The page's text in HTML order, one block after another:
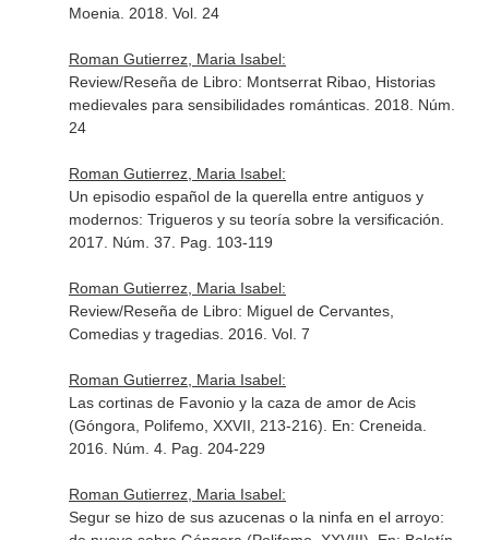
Moenia . 2018. Vol. 24
Roman Gutierrez, Maria Isabel:
Review/Reseña de Libro: Montserrat Ribao, Historias
medievales para sensibilidades románticas. 2018. Núm.
24
Roman Gutierrez, Maria Isabel:
Un episodio español de la querella entre antiguos y
modernos: Trigueros y su teoría sobre la versificación.
2017. Núm. 37. Pag. 103-119
Roman Gutierrez, Maria Isabel:
Review/Reseña de Libro: Miguel de Cervantes,
Comedias y tragedias. 2016. Vol. 7
Roman Gutierrez, Maria Isabel:
Las cortinas de Favonio y la caza de amor de Acis
(Góngora, Polifemo, XXVII, 213-216). En: Creneida
2016. Núm. 4. Pag. 204-229
Roman Gutierrez, Maria Isabel:
Segur se hizo de sus azucenas o la ninfa en el arroyo: